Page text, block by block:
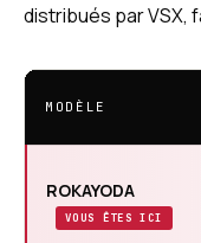
distribués par VSX,
MODÈLE
ROKAYODA
VOUS ÊTES ICI